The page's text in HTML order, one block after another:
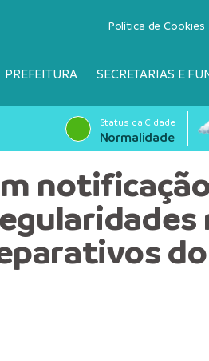
Política de Cookies
PREFEITURA SECRETARIAS E
Status da Cidade
Normalidade